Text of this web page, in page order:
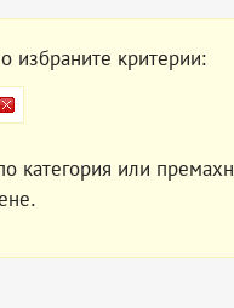
избраните критерии:
категория или